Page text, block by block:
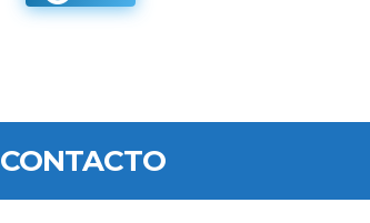
CONTACTO